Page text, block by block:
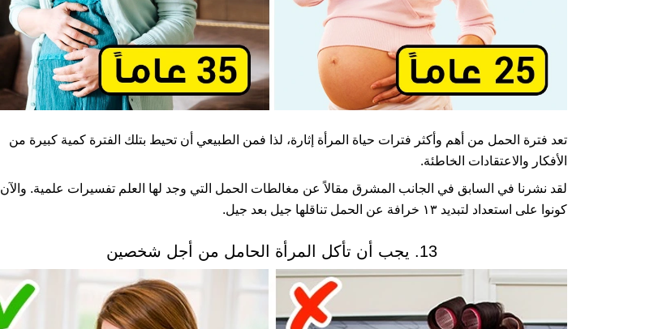
تعد فترة الحمل من أهم وأكثر فترات حياة المرأة إثارة، لذا فمن الطبيعي أن تحيط بتلك الفترة كمية كبيرة من
الأفكار والاعتقادات الخاطئة.
لقد نشرنا في السابق في الجانب المشرق مقالاً عن مغالطات الحمل التي وجد لها العلم تفسيرات علمية. والآن
كونوا على استعداد لتبديد ١٣ خرافة عن الحمل تناقلها جيل بعد جيل.
13. يجب أن تأكل المرأة الحامل من أجل شخصين